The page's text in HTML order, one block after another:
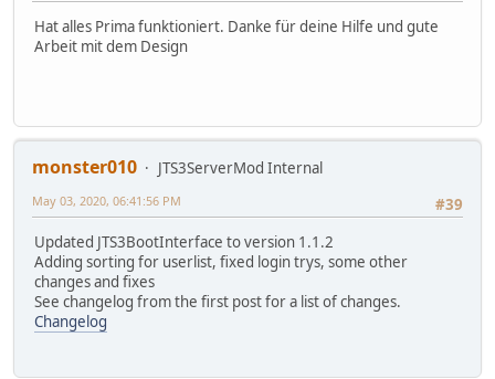
Hat alles Prima funktioniert. Danke für deine Hilfe und gute
Arbeit mit dem Design
monster010
JTS3ServerMod Internal
#39
May 03, 2020, 06:41:56 PM
Updated JTS3BootInterface to version 1.1.2
Adding sorting for userlist, fixed login trys, some other
changes and fixes
See changelog from the first post for a list of changes.
Changelog